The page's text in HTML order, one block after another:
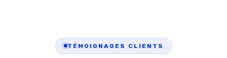
TÉMOIGNAGES CLIENTS